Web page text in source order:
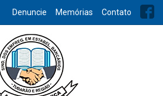
Denuncie Memórias Contato